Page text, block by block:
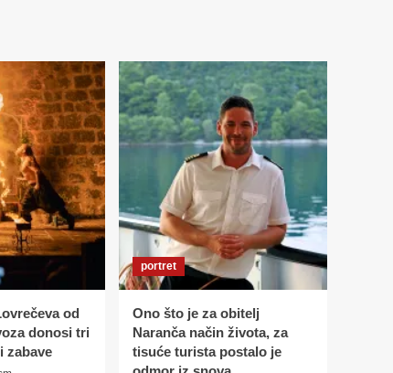
od
donosi tri
zabave
portret
Ono što je za obitelj
Naranča način života, za
tisuće turista postalo je